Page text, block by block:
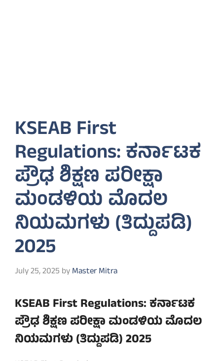
KSEAB First
Regulations: ಕರ್ನಾಟಕ
ಪ್ರೌಢ ಶಿಕ್ಷಣ ಪರೀಕ್ಷಾ
ಮಂಡಳಿಯ ಮೊದಲ
ನಿಯಮಗಳು (ತಿದ್ದುಪಡಿ)
2025
July 25, 2025 byMaster Mitra
KSEAB First Regulations: ಕರ್ನಾಟಕ
ಪ್ರೌಢ ಶಿಕ್ಷಣ ಪರೀಕ್ಷಾ ಮಂಡಳಿಯ ಮೊದಲ
ನಿಯಮಗಳು (ತಿದ್ದುಪಡಿ) 2025